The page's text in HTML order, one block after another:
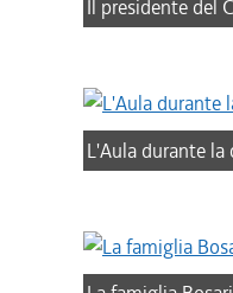
Il presidente del
L'Aula durante